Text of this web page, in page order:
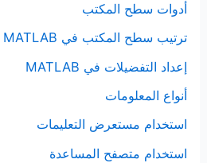
أدوات سطح المكتب
ترتيب سطح المكتب في MATLAB
إعداد التفضيلات في MATLAB
أنواع المعلومات
استخدام مستعرض التعليمات
استخدام متصفح المساعدة